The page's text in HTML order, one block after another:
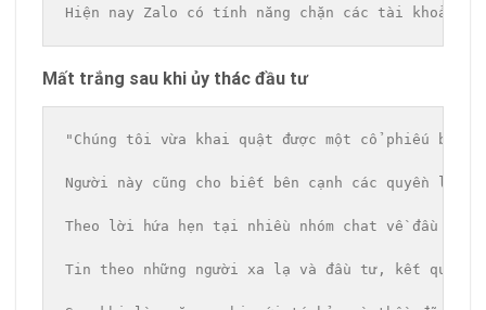
Hiện nay Zalo có tính năng chặn các tài khoản
Mất trắng sau khi ủy thác đầu tư
"Chúng tôi vừa khai quật được một cổ phiếu bất
Người này cũng cho biết bên cạnh các quyền
Theo lời hứa hẹn tại nhiều nhóm chat về đầu tư
Tin theo những người xa lạ và đầu tư, kết quả